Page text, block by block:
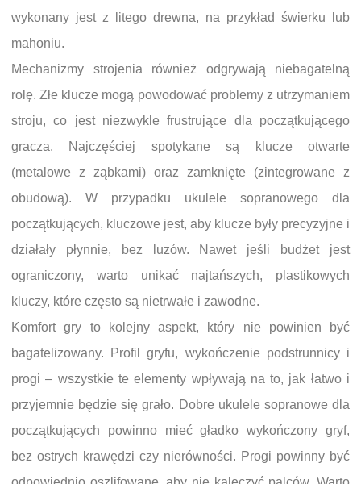
wykonany jest z litego drewna, na przykład świerku lub
mahoniu.
Mechanizmy strojenia również odgrywają niebagatelną
rolę. Złe klucze mogą powodować problemy z utrzymaniem
stroju, co jest niezwykle frustrujące dla początkującego
gracza. Najczęściej spotykane są klucze otwarte
(metalowe z ząbkami) oraz zamknięte (zintegrowane z
obudową). W przypadku ukulele sopranowego dla
początkujących, kluczowe jest, aby klucze były precyzyjne i
działały płynnie, bez luzów. Nawet jeśli budżet jest
ograniczony, warto unikać najtańszych, plastikowych
kluczy, które często są nietrwałe i zawodne.
Komfort gry to kolejny aspekt, który nie powinien być
bagatelizowany. Profil gryfu, wykończenie podstrunnicy i
progi – wszystkie te elementy wpływają na to, jak łatwo i
przyjemnie będzie się grało. Dobre ukulele sopranowe dla
początkujących powinno mieć gładko wykończony gryf,
bez ostrych krawędzi czy nierówności. Progi powinny być